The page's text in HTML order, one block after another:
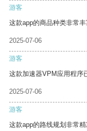
游客
这款app的商品种类非常
2025-07-06
游客
这款加速器VPM应用程序
2025-07-06
游客
这款app的路线规划非常